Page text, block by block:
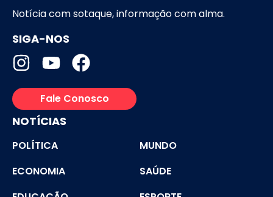
Notícia com sotaque, informação com alma.
SIGA-NOS
Fale Conosco
NOTÍCIAS
POLÍTICA
MUNDO
ECONOMIA
SAÚDE